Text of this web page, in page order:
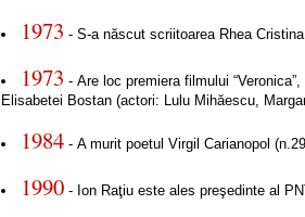
1973 - S-a născut scriitoarea Rhea
1973 - Are loc premiera filmului
Elisabetei Bostan (actori: Lulu Mihăescu,
1984 - A murit poetul Virgil Carianopol
1990 - Ion Raţiu este ales preşedinte al